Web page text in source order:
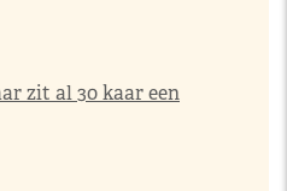
zit al 30 kaar een